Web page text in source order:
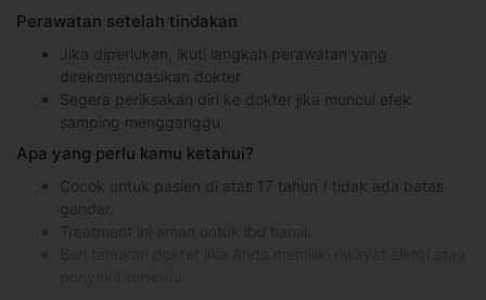
Perawatan setelah tindakan
Jika diperlukan, ikuti langkah perawatan yang
direkomendasikan dokter
Segera periksakan diri ke dokter jika muncul efek
samping mengganggu
Apa yang perlu kamu ketahui?
Cocok untuk pasien di atas 17 tahun / tidak ada batas